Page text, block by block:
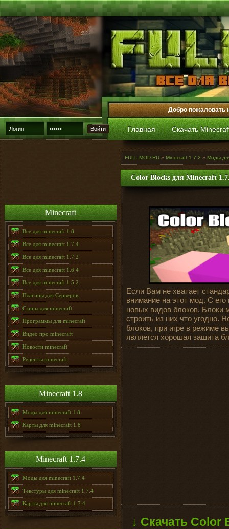
Войти
Добро пожаловать
Главная Скачать
Minecraft
Все для minecraft 1.8
Все для minecraft 1.7.4
Все для minecraft 1.7.2
Все для minecraft 1.6.4
Все для minecraft 1.5.2
Плагины для Серверов
Скины для minecraft
Программы для minecraft
Видео про minecraft
Новости minecraft
Рецепты minecraft
Minecraft 1.8
Моды для minecraft 1.8
Карты для minecraft 1.8
Minecraft 1.7.4
Моды для minecraft 1.7.4
Текстуры для minecraft 1.7.4
Карты для minecraft 1.7.4
FULL-MOD.RU » Minecraft 1.7.2 » Моды
Color Blocks для Minecraft
Если Вам не хватает
внимание на этот мод. С
новых видов блоков. Блоки
строить из них что угодно.
блоков, при игре в режиме
является хорошая зашита
↓ Скачать Color